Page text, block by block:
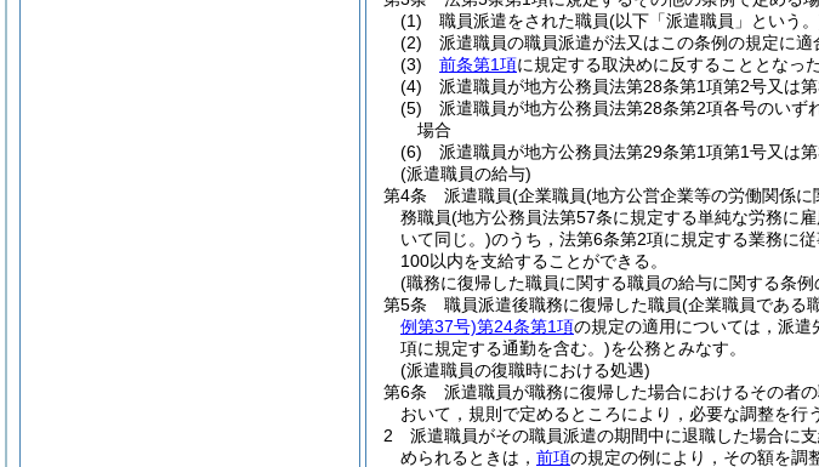
(1)
職員派遣をされた職員(以下「派遣職員」という
(2)
派遣職員の職員派遣が法又はこの条例の規定に適
(3)
前条第1項に規定する取決めに反することとなっ
(4)
派遣職員が地方公務員法第28条第1項第2号又は
(5)
派遣職員が地方公務員法第28条第2項各号のい
場合
(6)
派遣職員が地方公務員法第29条第1項第1号又は
(派遣職員の給与)
第4条
派遣職員(企業職員(地方公営企業等の労働関係に
務職員(地方公務員法第57条に規定する単純な労務に
いて同じ。)のうち，法第6条第2項に規定する業務に
100以内を支給することができる。
(職務に復帰した職員に関する職員の給与に関する条例
第5条
職員派遣後職務に復帰した職員(企業職員である
例第37号)第24条第1項の規定の適用については，派
項に規定する通勤を含む。)を公務とみなす。
(派遣職員の復職時における処遇)
第6条
派遣職員が職務に復帰した場合におけるその者
おいて，規則で定めるところにより，必要な調整を行
2
派遣職員がその職員派遣の期間中に退職した場合に
められるときは， 前項の規定の例により，その額を調